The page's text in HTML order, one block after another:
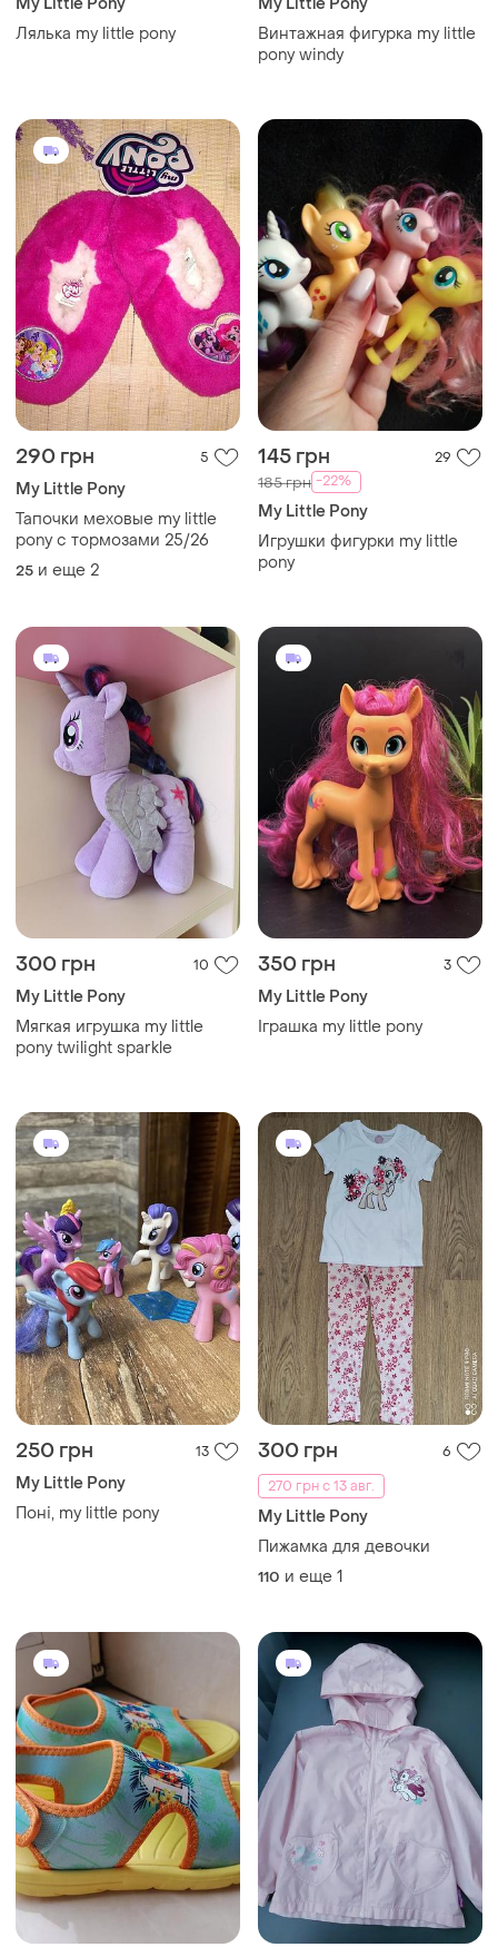
Лялька my little pony
Винтажная фигурка my little
pony windy
290 грн 5
My Little Pony
Тапочки меховые my little
pony с тормозами 25/26
25 и еще 2
145 грн 29
185 грн -22%
My Little Pony
Игрушки фигурки my little
pony
300 грн 10
My Little Pony
Мягкая игрушка my little
pony twilight sparkle
350 грн 3
My Little Pony
Іграшка my little pony
250 грн 13
My Little Pony
Поні, my little pony
300 грн
6
270 грн с 13 авг.
My Little Pony
Пижамка для девочки
110 и еще 1